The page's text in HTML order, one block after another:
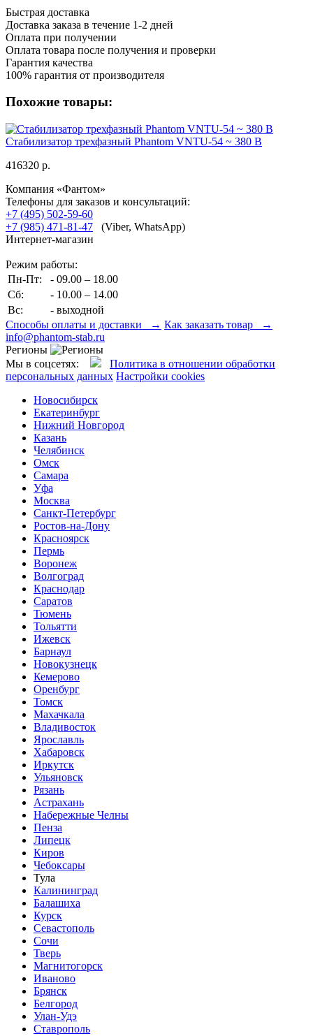
Быстрая доставка
Доставка заказа в течение 1-2 дней
Оплата при получении
Оплата товара после получения и проверки
Гарантия качества
100% гарантия от производителя
Похожие товары:
Стабилизатор трехфазный Phantom VNTU-54 ~ 380 В
416320 р.
Компания «Фантом»
Телефоны для заказов и консультаций:
+7 (495) 502-59-60
+7 (985) 471-81-47 (Viber, WhatsApp)
Интернет-магазин
Режим работы:
Пн-Пт:
- 09.00 – 18.00
Сб:
- 10.00 – 14.00
Вс:
- выходной
Способы оплаты и доставки → Как заказать товар →
info@phantom-stab.ru
Регионы
Мы в соцсетях:
Политика в отношении обработки
персональных данных Настройки cookies
Новосибирск
Екатеринбург
Нижний Новгород
Казань
Челябинск
Омск
Самара
Уфа
Москва
Санкт-Петербург
Ростов-на-Дону
Красноярск
Пермь
Воронеж
Волгоград
Краснодар
Саратов
Тюмень
Тольятти
Ижевск
Барнаул
Новокузнецк
Кемерово
Оренбург
Томск
Махачкала
Владивосток
Ярославль
Хабаровск
Иркутск
Ульяновск
Рязань
Астрахань
Набережные Челны
Пенза
Липецк
Киров
Чебоксары
Тула
Калининград
Балашиха
Курск
Севастополь
Сочи
Тверь
Магнитогорск
Иваново
Брянск
Белгород
Улан-Удэ
Ставрополь